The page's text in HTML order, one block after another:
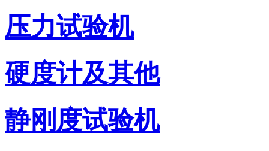
压力试验机
硬度计及其他
静刚度试验机